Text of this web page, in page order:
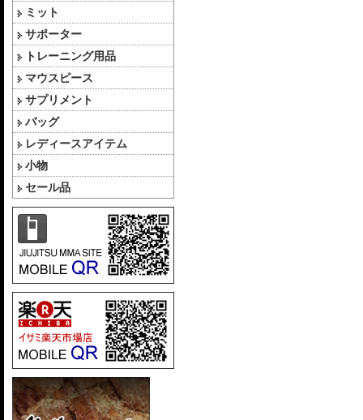
ミット
サポーター
トレーニング用品
マウスピース
サプリメント
バッグ
レディースアイテム
小物
セール品